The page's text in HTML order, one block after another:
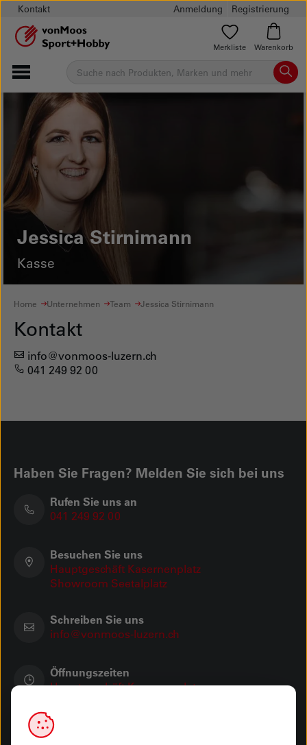
Kontakt Anmeldung Registrierung
Merkliste Warenkorb
Jessica Stirnimann
Kasse
Home Unternehmen Team Jessica Stirnimann
Kontakt
info@vonmoos-luzern.ch
041 249 92 00
Haben Sie Fragen? Melden Sie sich bei uns
Rufen Sie uns an
041 249 92 00
Besuchen Sie uns
Hauptgeschäft Kasernenplatz
Showroom Seetalplatz
Schreiben Sie uns
info@vonmoos-luzern.ch
Öffnungszeiten
Hauptgeschäft Kasernenplatz
Ihre Zahlungsmöglichkeiten